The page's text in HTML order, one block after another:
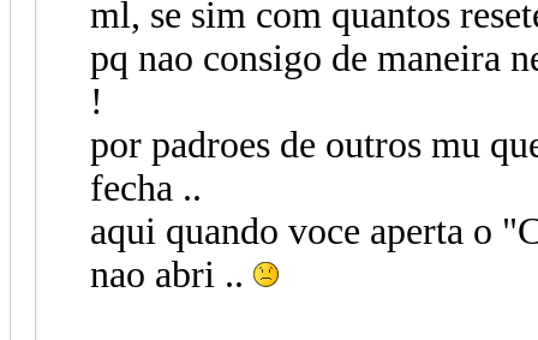
ml, se sim com quantos
pq nao consigo de maneira
!
por padroes de outros mu
fecha ..
aqui quando voce aperta o
nao abri ..